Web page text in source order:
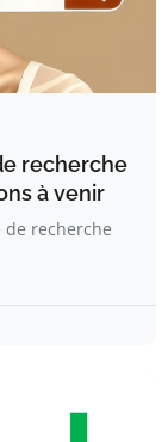
recherche
à venir
de recherche